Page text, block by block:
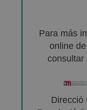
Para más
online
consultar
Direcció